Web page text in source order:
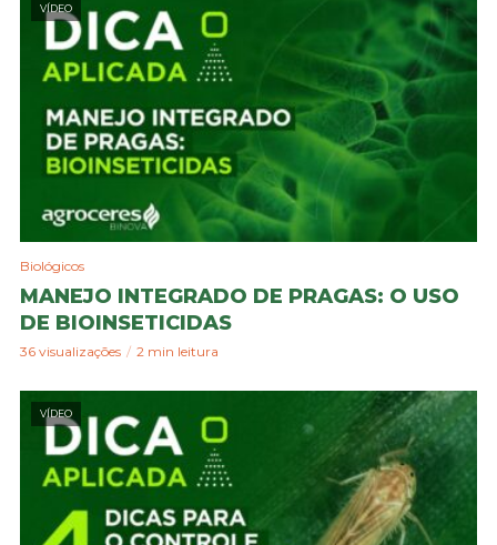
VÍDEO
Biológicos
MANEJO INTEGRADO DE PRAGAS: O USO
DE BIOINSETICIDAS
36 visualizações 2 min leitura
VÍDEO